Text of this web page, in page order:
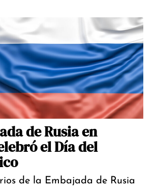
de Rusia en
el Día del
de la Embajada de Rusia